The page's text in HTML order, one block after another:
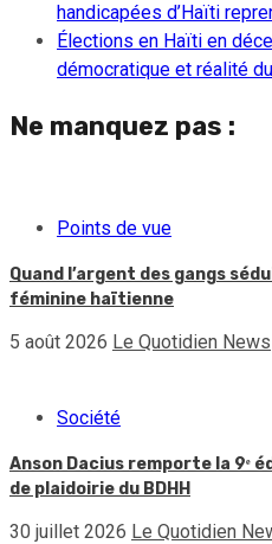
handicapées d’Haïti
Élections en Haïti en
démocratique et réalité
Ne manquez pas :
Points de vue
Quand l’argent des gangs
féminine haïtienne
5 août 2026 Le Quotidien News
Société
Anson Dacius remporte la 9ᵉ
de plaidoirie du BDHH
30 juillet 2026 Le Quotidien